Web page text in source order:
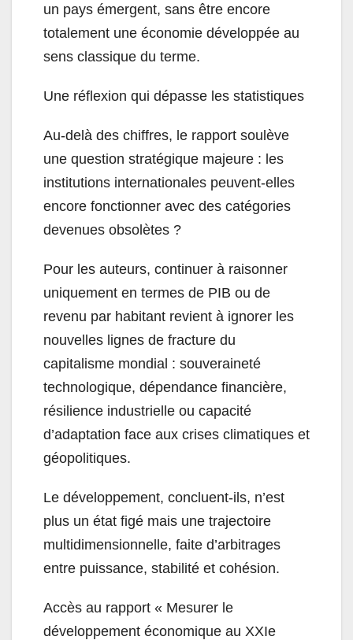
un pays émergent, sans être encore
totalement une économie développée au
sens classique du terme.
Une réflexion qui dépasse les statistiques
Au-delà des chiffres, le rapport soulève
une question stratégique majeure : les
institutions internationales peuvent-elles
encore fonctionner avec des catégories
devenues obsolètes ?
Pour les auteurs, continuer à raisonner
uniquement en termes de PIB ou de
revenu par habitant revient à ignorer les
nouvelles lignes de fracture du
capitalisme mondial : souveraineté
technologique, dépendance financière,
résilience industrielle ou capacité
d’adaptation face aux crises climatiques et
géopolitiques.
Le développement, concluent-ils, n’est
plus un état figé mais une trajectoire
multidimensionnelle, faite d’arbitrages
entre puissance, stabilité et cohésion.
Accès au rapport « Mesurer le
développement économique au XXIe